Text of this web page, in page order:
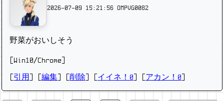
2026-07-09 15:21:56 OMPVG0082
野菜がおいしそう
[Win10/Chrome]
引用 編集 削除 イイネ！0 アカン！0